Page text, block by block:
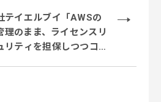
テイエルブイ「AWSの
のまま、ライセンスリ
ティを担保しつつコス